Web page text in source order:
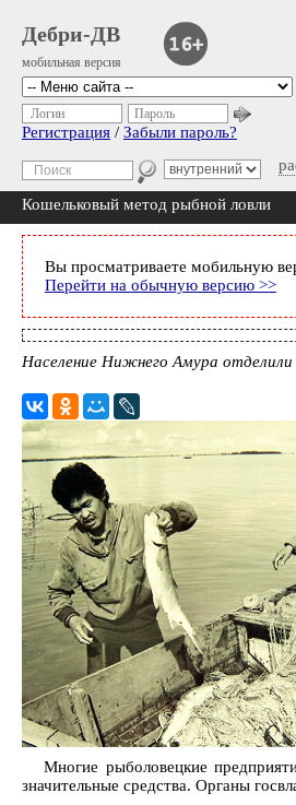
Дебри-ДВ
мобильная версия
Логин Пароль
Регистрация / Забыли пароль?
Кошельковый метод рыбной ловли
Вы просматриваете мобильную
Перейти на обычную версию >>
Население Нижнего Амура
Многие рыболовецкие
значительные средства. Органы